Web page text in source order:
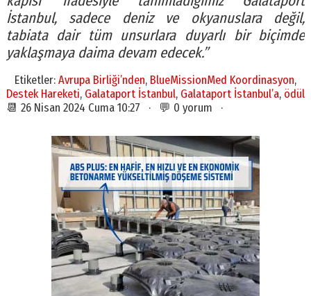
İstanbul, sadece deniz ve okyanuslara değil,
tabiata dair tüm unsurlara duyarlı bir biçimde
yaklaşmaya daima devam edecek.”
Etiketler: Avrupa Birliği’nden, BlueMissionMed Koordinasyon,
Destek Hareketi, Galataport İstanbul, Galataport İstanbul’a, ödül
📆 26 Nisan 2024 Cuma 10:27 · 💬 0 yorum ·